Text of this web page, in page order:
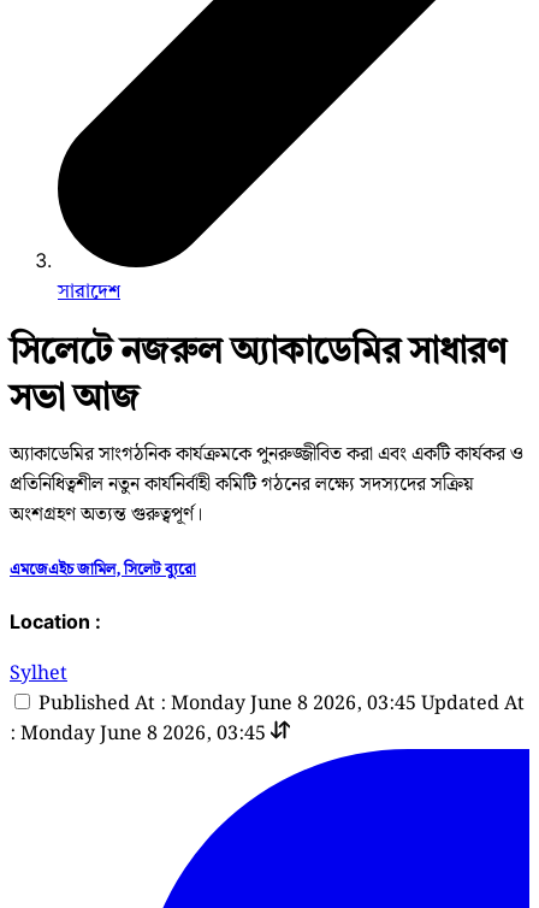
সারাদেশ
সিলেটে নজরুল অ্যাকাডেমির সাধারণ
সভা আজ
অ্যাকাডেমির সাংগঠনিক কার্যক্রমকে পুনরুজ্জীবিত করা এবং একটি কার্যকর ও
প্রতিনিধিত্বশীল নতুন কার্যনির্বাহী কমিটি গঠনের লক্ষ্যে সদস্যদের সক্রিয়
অংশগ্রহণ অত্যন্ত গুরুত্বপূর্ণ।
এমজেএইচ জামিল, সিলেট ব্যুরো
Location :
Sylhet
Published At : Monday June 8 2026, 03:45 Updated At
: Monday June 8 2026, 03:45